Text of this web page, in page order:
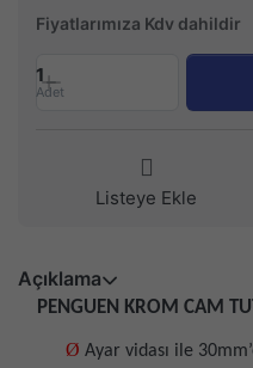
Fiyatlarımıza Kdv dahildir
1
Adet
Listeye Ekle
Açıklama
PENGUEN KROM CAM
Ø Ayar vidası ile